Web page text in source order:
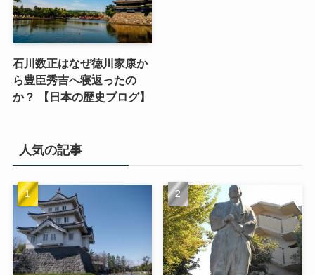
石川数正はなぜ徳川家康か
ら豊臣秀吉へ寝返ったの
か？ 【日本の歴史ブログ】
人気の記事